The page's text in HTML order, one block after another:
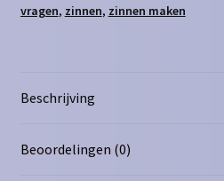
vragen, zinnen, zinnen maken
Beschrijving
Beoordelingen (0)